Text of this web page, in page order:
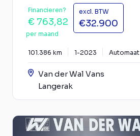
Financieren?
€ 763,82
per maand
excl. BTW
€32.900
101.386 km 1-2023 Automaat
Van der Wal Vans
Langerak